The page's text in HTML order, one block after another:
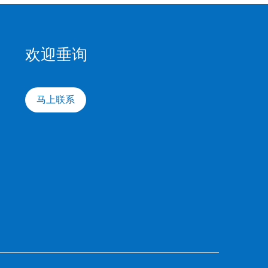
欢迎垂询
马上联系